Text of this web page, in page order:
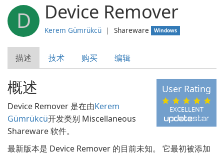
D Device Remover
Kerem Gümrükcü ❘ Shareware Windows
描述 技术 购买 编辑
EXCELLENT
User Rating
概述
Device Remover 是在由Kerem
Gümrükcü开发类别 Miscellaneous
Shareware 软件。
最新版本是 Device Remover 的目前未知。 它最初被添加